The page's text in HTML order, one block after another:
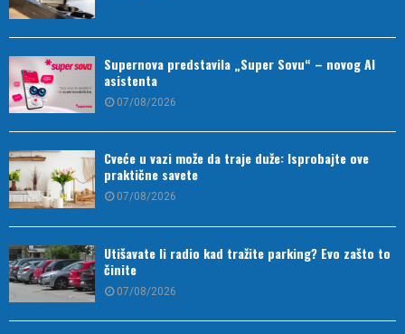
Supernova predstavila „Super Sovu“ – novog AI
asistenta
07/08/2026
Cveće u vazi može da traje duže: Isprobajte ove
praktične savete
07/08/2026
Utišavate li radio kad tražite parking? Evo zašto to
činite
07/08/2026